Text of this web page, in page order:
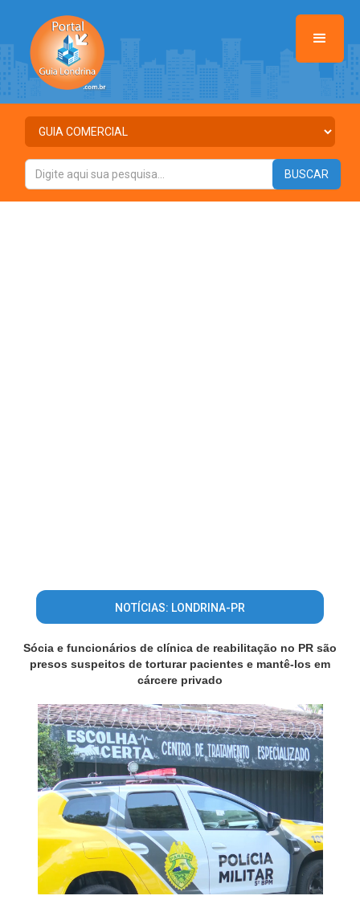
NOTÍCIAS: LONDRINA-PR
Sócia e funcionários de clínica de reabilitação no PR são
presos suspeitos de torturar pacientes e mantê-los em
cárcere privado